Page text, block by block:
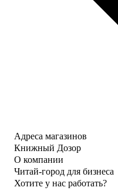
Адреса магазинов
Книжный Дозор
О компании
Читай-город для бизнеса
Хотите у нас работать?